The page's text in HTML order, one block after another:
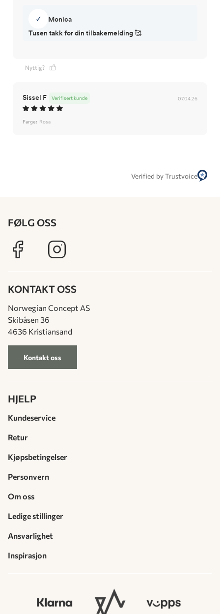
✓
Monica
Tusen takk for din tilbakemelding 🥰
Nyttig?
Sissel F 07.04.26
Verifisert kunde
Farge: Rosa
Verified by Trustvoice
FØLG OSS
KONTAKT OSS
Norwegian Concept AS
Skibåsen 36
4636 Kristiansand
Kontakt oss
HJELP
Kundeservice
Retur
Kjøpsbetingelser
Personvern
Om oss
Ledige stillinger
Ansvarlighet
Inspirasjon